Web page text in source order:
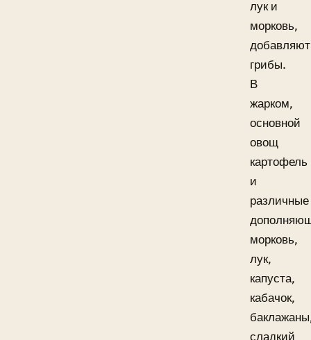
лук и
морковь,
добавляют
грибы.
В
жарком,
основной
овощ
картофель
и
различные
морковь,
лук,
капуста,
кабачок,
сладкий